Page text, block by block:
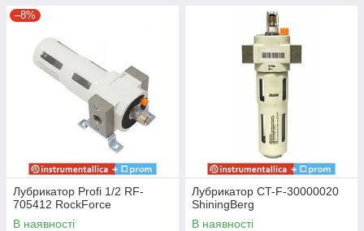
–8%
Лубрикатор Profi 1/2 RF-
705412 RockForce
В наявності
Лубрикатор CT-F-30000020
ShiningBerg
В наявності